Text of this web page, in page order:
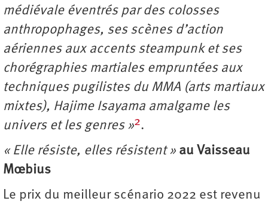
médiévale éventrés par des colosses
anthropophages, ses scènes d’action
aériennes aux accents steampunk et ses
chorégraphies martiales empruntées aux
techniques pugilistes du MMA (arts martiaux
mixtes), Hajime Isayama amalgame les
univers et les genres »2.
« Elle résiste, elles résistent » au Vaisseau
Mœbius
Le prix du meilleur scénario 2022 est revenu